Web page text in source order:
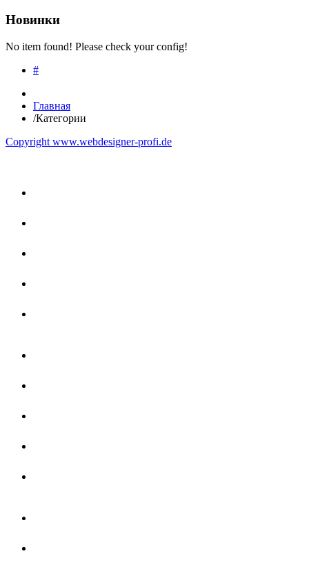
Новинки
No item found! Please check your config!
#
Главная
/Категории
Copyright www.webdesigner-profi.de